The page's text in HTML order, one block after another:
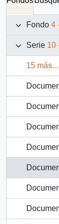
Fondo 4 -
Serie 10
15 más...